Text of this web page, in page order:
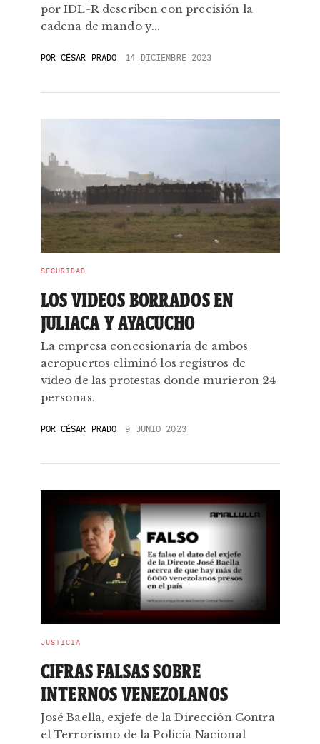
por IDL-R describen con precisión la
cadena de mando y...
POR CÉSAR PRADO 14 DICIEMBRE 2023
SEGURIDAD
LOS VIDEOS BORRADOS EN
JULIACA Y AYACUCHO
La empresa concesionaria de ambos
aeropuertos eliminó los registros de
video de las protestas donde murieron 24
personas.
POR CÉSAR PRADO 9 JUNIO 2023
JUSTICIA
CIFRAS FALSAS SOBRE
INTERNOS VENEZOLANOS
José Baella, exjefe de la Dirección Contra
el Terrorismo de la Policía Nacional